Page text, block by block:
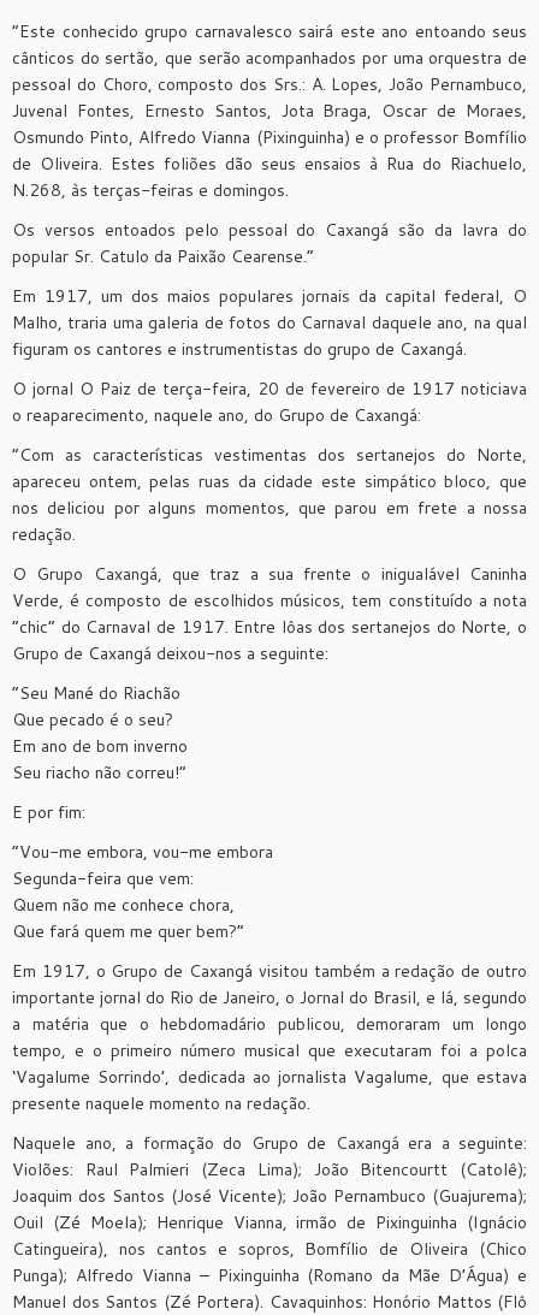
“Este conhecido grupo carnavalesco sairá este ano entoando seus
cânticos do sertão, que serão acompanhados por uma orquestra de
pessoal do Choro, composto dos Srs.: A. Lopes, João Pernambuco,
Juvenal Fontes, Ernesto Santos, Jota Braga, Oscar de Moraes,
Osmundo Pinto, Alfredo Vianna (Pixinguinha) e o professor Bomfílio
de Oliveira. Estes foliões dão seus ensaios à Rua do Riachuelo,
N.268, às terças-feiras e domingos.
Os versos entoados pelo pessoal do Caxangá são da lavra do
popular Sr. Catulo da Paixão Cearense.”
Em 1917, um dos maios populares jornais da capital federal, O
Malho, traria uma galeria de fotos do Carnaval daquele ano, na qual
figuram os cantores e instrumentistas do grupo de Caxangá.
O jornal O Paiz de terça-feira, 20 de fevereiro de 1917 noticiava
o reaparecimento, naquele ano, do Grupo de Caxangá:
“Com as características vestimentas dos sertanejos do Norte,
apareceu ontem, pelas ruas da cidade este simpático bloco, que
nos deliciou por alguns momentos, que parou em frete a nossa
redação.
O Grupo Caxangá, que traz a sua frente o inigualável Caninha
Verde, é composto de escolhidos músicos, tem constituído a nota
“chic” do Carnaval de 1917. Entre lôas dos sertanejos do Norte, o
Grupo de Caxangá deixou-nos a seguinte:
“Seu Mané do Riachão
Que pecado é o seu?
Em ano de bom inverno
Seu riacho não correu!”
E por fim:
“Vou-me embora, vou-me embora
Segunda-feira que vem:
Quem não me conhece chora,
Que fará quem me quer bem?”
Em 1917, o Grupo de Caxangá visitou também a redação de outro
importante jornal do Rio de Janeiro, o Jornal do Brasil, e lá, segundo
a matéria que o hebdomadário publicou, demoraram um longo
tempo, e o primeiro número musical que executaram foi a polca
‘Vagalume Sorrindo’, dedicada ao jornalista Vagalume, que estava
presente naquele momento na redação.
Naquele ano, a formação do Grupo de Caxangá era a seguinte:
Violões: Raul Palmieri (Zeca Lima); João Bitencourtt (Catolê);
Joaquim dos Santos (José Vicente); João Pernambuco (Guajurema);
Ouil (Zé Moela); Henrique Vianna, irmão de Pixinguinha (Ignácio
Catingueira), nos cantos e sopros, Bomfílio de Oliveira (Chico
Punga); Alfredo Vianna – Pixinguinha (Romano da Mãe D’Água) e
Manuel dos Santos (Zé Portera). Cavaquinhos: Honório Mattos (Flô